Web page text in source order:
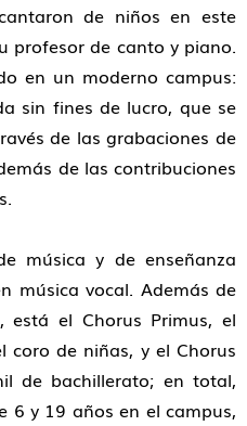
de niños en este
profesor de canto y piano.
en un moderno campus:
sin fines de lucro, que se
de las grabaciones de
de las contribuciones
música y de enseñanza
música vocal. Además de
el Chorus Primus, el
coro de niñas, y el Chorus
de bachillerato; en total,
6 y 19 años en el campus,